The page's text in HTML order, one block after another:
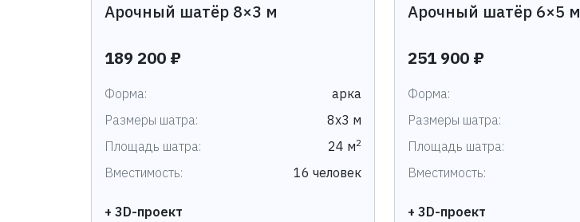
Арочный шатёр 8×3 м
189 200 ₽
Форма:
арка
Размеры шатра:
8х3 м
Площадь шатра:
24 м2
Вместимость: 16 человек
+ 3D-проект
Арочный шатёр 6×5 м
251 900 ₽
Форма:
Размеры шатра:
Площадь шатра:
Вместимость:
+ 3D-проект